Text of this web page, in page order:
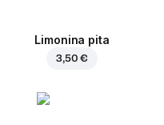
Limonina pita
3,50 €